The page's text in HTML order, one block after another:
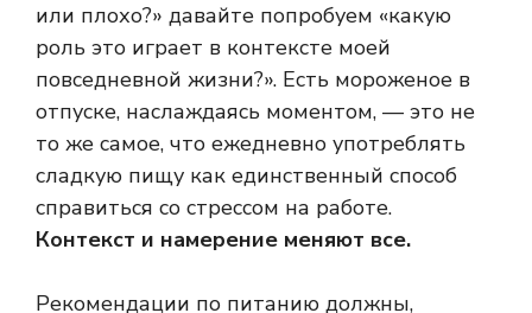
или плохо?» давайте попробуем «какую
роль это играет в контексте моей
повседневной жизни?». Есть мороженое в
отпуске, наслаждаясь моментом, — это не
то же самое, что ежедневно употреблять
сладкую пищу как единственный способ
справиться со стрессом на работе.
Контекст и намерение меняют все.
Рекомендации по питанию должны,